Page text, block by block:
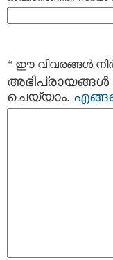
* ഈ വിവരങ്ങള്‍
അഭിപ്രായങ്ങള്‍
ചെയ്യാം.